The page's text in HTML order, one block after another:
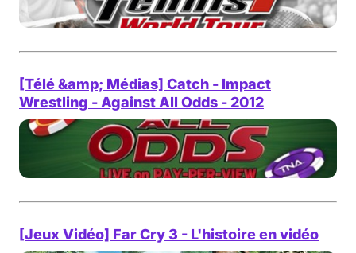
[Télé &amp; Médias] Catch - Impact
Wrestling - Against All Odds - 2012
[Jeux Vidéo] Far Cry 3 - L'histoire en vidéo